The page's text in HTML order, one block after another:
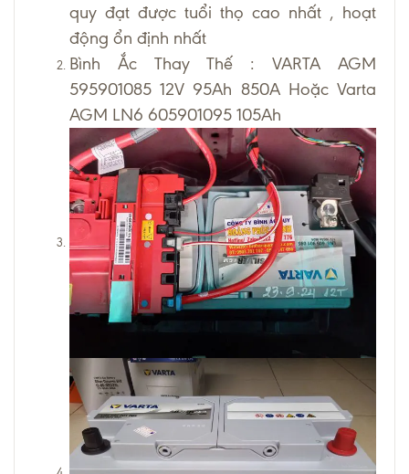
quy đạt được tuổi thọ cao nhất , hoạt
động ổn định nhất
Bình Ắc Thay Thế : VARTA AGM
595901085 12V 95Ah 850A Hoặc Varta
AGM LN6 605901095 105Ah